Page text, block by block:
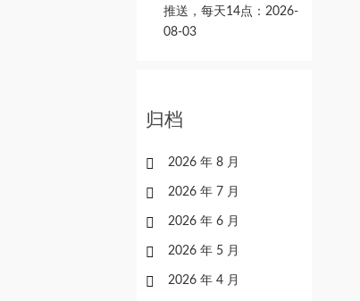
推送，每天14点：2026-
08-03
归档
2026 年 8 月
2026 年 7 月
2026 年 6 月
2026 年 5 月
2026 年 4 月